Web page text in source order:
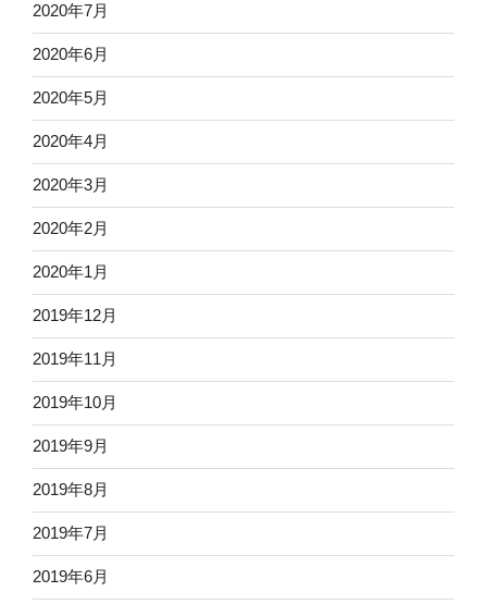
2020年7月
2020年6月
2020年5月
2020年4月
2020年3月
2020年2月
2020年1月
2019年12月
2019年11月
2019年10月
2019年9月
2019年8月
2019年7月
2019年6月